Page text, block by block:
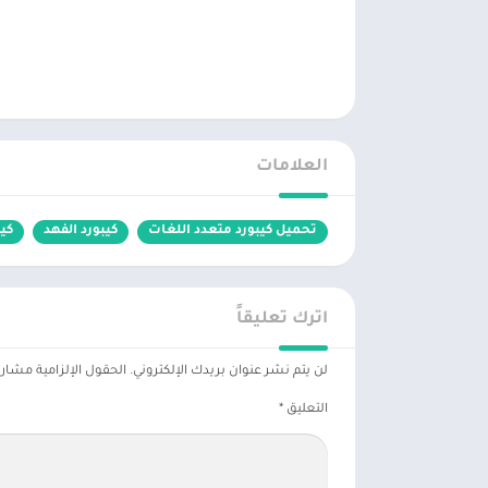
العلامات
تحميل كيبورد متعدد اللغات كيبورد الفهد
اترك تعليقاً
لن يتم نشر عنوان بريدك الإلكتروني. الحقول الإلزامية مشار
التعليق *